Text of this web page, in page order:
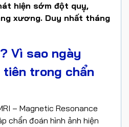
hiện sớm đột quỵ,
xương. Duy nhất tháng
Vì sao ngày
trong chẩn
– Magnetic Resonance
chẩn đoán hình ảnh hiện